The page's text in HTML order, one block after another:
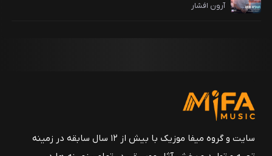
آرون افشار
سایت و گروه میفا موزیک با بیش از ۱۲ سال سابقه در زمینه